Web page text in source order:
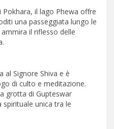
il lago Phewa offre
una passeggiata lungo le
il riflesso delle
al Signore Shiva e è
di culto e meditazione.
grotta di Gupteswar
spirituale unica tra le